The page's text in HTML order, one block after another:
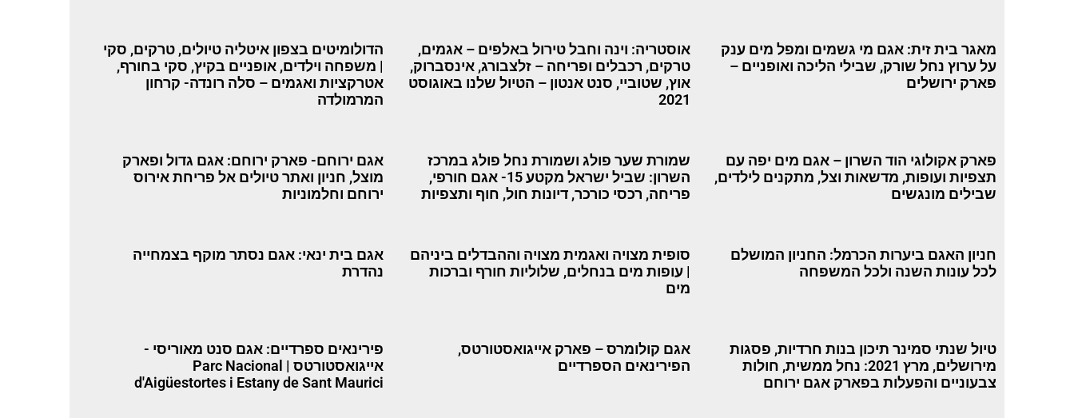
מאגר בית זית: אגם מי גשמים ומפל מים ענק
על ערוץ נחל שורק, שבילי הליכה ואופניים –
פארק ירושלים
אוסטריה: וינה וחבל טירול באלפים – אגמים,
טרקים, רכבלים ופריחה – זלצבורג, אינסברוק,
אוץ, שטוביי, סנט אנטון – הטיול שלנו באוגוסט
2021
הדולומיטים בצפון איטליה טיולים, טרקים, סקי
| משפחה וילדים, אופניים בקיץ, סקי בחורף,
אטרקציות ואגמים – סלה רונדה- קרחון
המרמולדה
פארק אקולוגי הוד השרון – אגם מים יפה עם
תצפיות ועופות, מדשאות וצל, מתקנים לילדים,
שבילים מונגשים
שמורת שער פולג ושמורת נחל פולג במרכז
השרון: שביל ישראל מקטע 15- אגם חורפי,
פריחה, רכסי כורכר, דיונות חול, חוף ותצפיות
אגם ירוחם- פארק ירוחם: אגם גדול ופארק
מוצל, חניון ואתר טיולים אל פריחת אירוס
ירוחם וחלמוניות
חניון האגם ביערות הכרמל: החניון המושלם
לכל עונות השנה ולכל המשפחה
סופית מצויה ואגמית מצויה וההבדלים ביניהם
| עופות מים בנחלים, שלוליות חורף וברכות
מים
אגם בית ינאי: אגם נסתר מוקף בצמחייה
נהדרת
טיול שנתי סמינר תיכון בנות חרדיות, פסגות
מירושלים, מרץ 2021: נחל ממשית, חולות
צבעוניים והפעלות בפארק אגם ירוחם
אגם קולומרס – פארק אייגואסטורטס,
הפירינאים הספרדיים
פירינאים ספרדיים: אגם סנט מאוריסי -
אייגואסטורטס | Parc Nacional
d'Aigüestortes i Estany de Sant Maurici